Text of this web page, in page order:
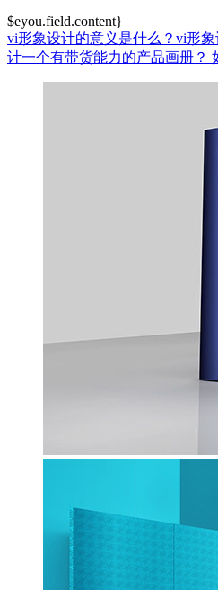
$eyou.field.content}
vi形象设计的意义是什么？vi形
计一个有带货能力的产品画册？